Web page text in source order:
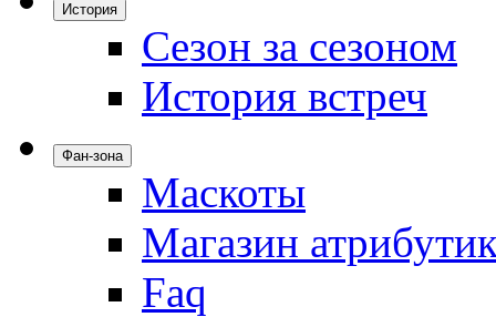
История
Сезон за сезоном
История встреч
Фан-зона
Маскоты
Магазин
Faq